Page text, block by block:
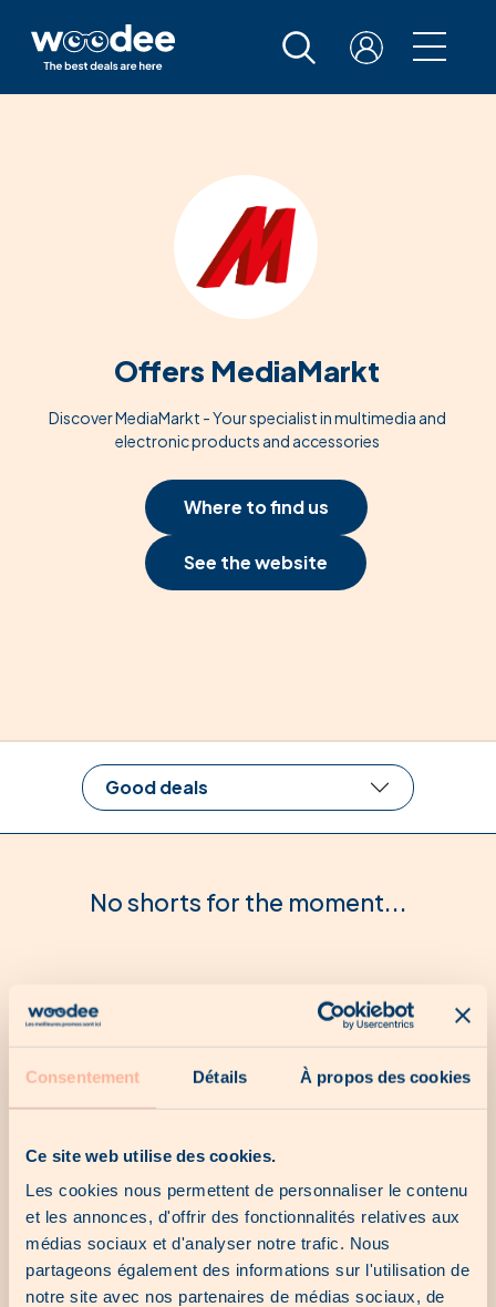
Consentement Détails À propos des cookies
Ce site web utilise des cookies.
Les cookies nous permettent de personnaliser le contenu
et les annonces, d'offrir des fonctionnalités relatives aux
médias sociaux et d'analyser notre trafic. Nous
partageons également des informations sur l'utilisation de
notre site avec nos partenaires de médias sociaux, de
Offers MediaMarkt
Discover MediaMarkt - Your specialist in multimedia and
electronic products and accessories
Where to find us
See the website
Good deals
No shorts for the moment...
Our catalogs
No catalogue for the moment...
Our last chances